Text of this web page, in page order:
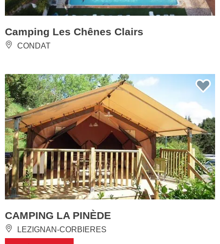
Camping Les Chênes Clairs
CONDAT
CAMPING LA PINÈDE
LEZIGNAN-CORBIERES